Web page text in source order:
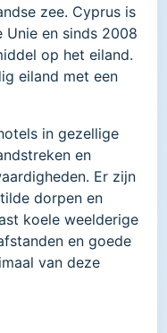
zee. Cyprus is
Unie en sinds 2008
op het eiland.
eiland met een
in gezellige
en
Er zijn
dorpen en
koele weelderige
en goede
van deze